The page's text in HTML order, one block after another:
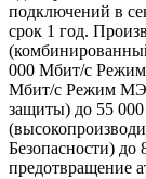
подключений в
срок 1 год.
000 Мбит/с
Мбит/с Режим МЭ
защиты) до 55
Безопасности)
предотвращение